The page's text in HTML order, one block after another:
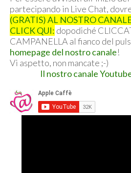
partecipando in Live Chat,
(GRATIS) AL NOSTRO
CLICK QUI: dopodiché
CAMPANELLA al fianco del
homepage del nostro canale!
Vi aspetto, non mancate ;-)
Il nostro canale